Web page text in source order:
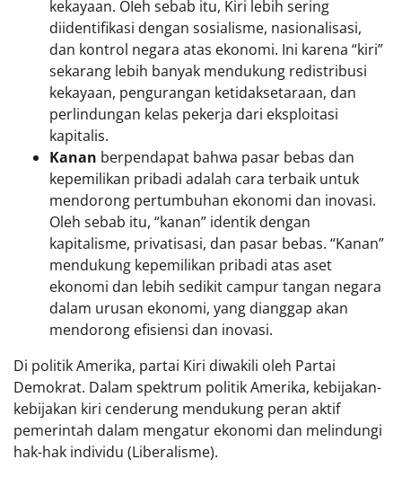
kekayaan. OIeh sebab itu, Kiri lebih sering
diidentifikasi dengan sosialisme, nasionalisasi,
dan kontrol negara atas ekonomi. Ini karena “kiri”
sekarang lebih banyak mendukung redistribusi
kekayaan, pengurangan ketidaksetaraan, dan
perlindungan kelas pekerja dari eksploitasi
kapitalis.
Kanan berpendapat bahwa pasar bebas dan
kepemilikan pribadi adalah cara terbaik untuk
mendorong pertumbuhan ekonomi dan inovasi.
Oleh sebab itu, “kanan” identik dengan
kapitalisme, privatisasi, dan pasar bebas. “Kanan”
mendukung kepemilikan pribadi atas aset
ekonomi dan lebih sedikit campur tangan negara
dalam urusan ekonomi, yang dianggap akan
mendorong efisiensi dan inovasi.
Di politik Amerika, partai Kiri diwakili oleh Partai
Demokrat. Dalam spektrum politik Amerika, kebijakan-
kebijakan kiri cenderung mendukung peran aktif
pemerintah dalam mengatur ekonomi dan melindungi
hak-hak individu (Liberalisme).